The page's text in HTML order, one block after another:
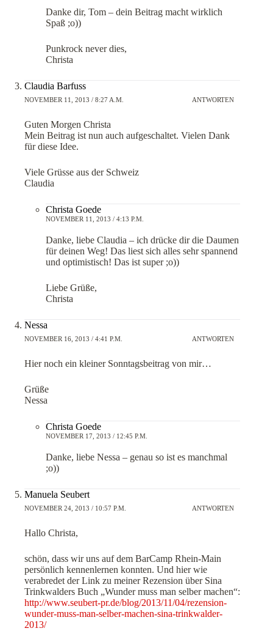
Danke dir, Tom – dein Beitrag macht wirklich
Spaß ;o))
Punkrock never dies,
Christa
Claudia Barfuss
NOVEMBER 11, 2013 / 8:27 A.M. ANTWORTEN
Guten Morgen Christa
Mein Beitrag ist nun auch aufgeschaltet. Vielen Dank
für diese Idee.
Viele Grüsse aus der Schweiz
Claudia
Christa Goede
NOVEMBER 11, 2013 / 4:13 P.M.
Danke, liebe Claudia – ich drücke dir die Daumen
für deinen Weg! Das liest sich alles sehr spannend
und optimistisch! Das ist super ;o))
Liebe Grüße,
Christa
Nessa
NOVEMBER 16, 2013 / 4:41 P.M. ANTWORTEN
Hier noch ein kleiner Sonntagsbeitrag von mir…
Grüße
Nessa
Christa Goede
NOVEMBER 17, 2013 / 12:45 P.M.
Danke, liebe Nessa – genau so ist es manchmal
;o))
Manuela Seubert
NOVEMBER 24, 2013 / 10:57 P.M. ANTWORTEN
Hallo Christa,
schön, dass wir uns auf dem BarCamp Rhein-Main
persönlich kennenlernen konnten. Und hier wie
verabredet der Link zu meiner Rezension über Sina
Trinkwalders Buch „Wunder muss man selber machen“:
http://www.seubert-pr.de/blog/2013/11/04/rezension-
wunder-muss-man-selber-machen-sina-trinkwalder-
2013/